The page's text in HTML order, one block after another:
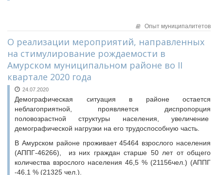
Опыт муниципалитетов
О реализации мероприятий, направленных
на стимулирование рождаемости в
Амурском муниципальном районе во II
квартале 2020 года
24.07.2020
Демографическая ситуация в районе остается
неблагоприятной, проявляется диспропорция
половозрастной структуры населения, увеличение
демографической нагрузки на его трудоспособную часть.
В Амурском районе проживает 45464 взрослого населения
(АППГ-46266), из них граждан старше 50 лет от общего
количества взрослого населения 46,5 % (21156чел.) (АППГ
-46,1 % (21325 чел.).